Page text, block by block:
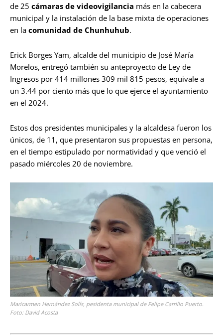
de 25 cámaras de videovigilancia más en la cabecera
municipal y la instalación de la base mixta de operaciones
en la comunidad de Chunhuhub.
Erick Borges Yam, alcalde del municipio de José María
Morelos, entregó también su anteproyecto de Ley de
Ingresos por 414 millones 309 mil 815 pesos, equivale a
un 3.44 por ciento más que lo que ejerce el ayuntamiento
en el 2024.
Estos dos presidentes municipales y la alcaldesa fueron los
únicos, de 11, que presentaron sus propuestas en persona,
en el tiempo estipulado por normatividad y que venció el
pasado miércoles 20 de noviembre.
Maricarmen Hernández Solís, pesidenta municipal de Felipe Carrillo Puerto.
Foto: David Acosta